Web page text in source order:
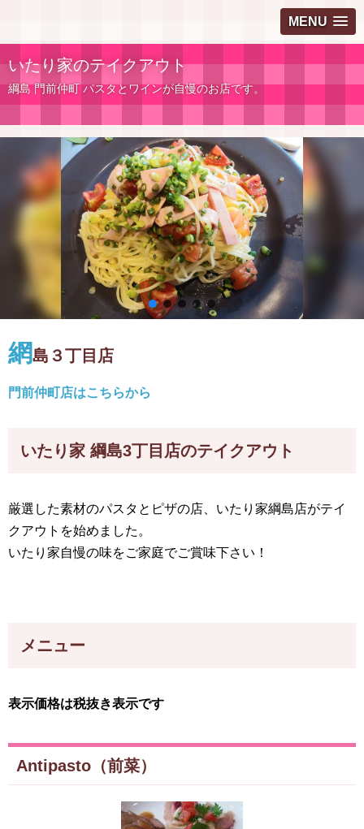
MENU
いたり家のテイクアウト
綱島 門前仲町 パスタとワインが自慢のお店です。
網島３丁目店
門前仲町店はこちらから
いたり家 綱島3丁目店のテイクアウト
厳選した素材のパスタとピザの店、いたり家綱島店がテイ
クアウトを始めました。
いたり家自慢の味をご家庭でご賞味下さい！
メニュー
表示価格は税抜き表示です
Antipasto（前菜）